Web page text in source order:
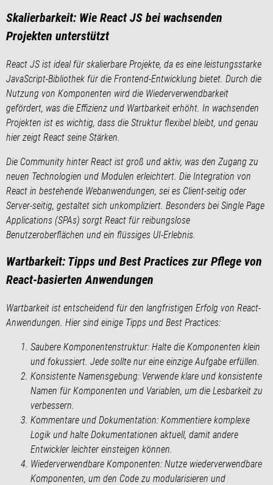
Skalierbarkeit: Wie React JS bei wachsenden
Projekten unterstützt
React JS ist ideal für skalierbare Projekte, da es eine leistungsstarke
JavaScript-Bibliothek für die Frontend-Entwicklung bietet. Durch die
Nutzung von Komponenten wird die Wiederverwendbarkeit
gefördert, was die Effizienz und Wartbarkeit erhöht. In wachsenden
Projekten ist es wichtig, dass die Struktur flexibel bleibt, und genau
hier zeigt React seine Stärken.
Die Community hinter React ist groß und aktiv, was den Zugang zu
neuen Technologien und Modulen erleichtert. Die Integration von
React in bestehende Webanwendungen, sei es Client-seitig oder
Server-seitig, gestaltet sich unkompliziert. Besonders bei Single Page
Applications (SPAs) sorgt React für reibungslose
Benutzeroberflächen und ein flüssiges UI-Erlebnis.
Wartbarkeit: Tipps und Best Practices zur Pflege von
React-basierten Anwendungen
Wartbarkeit ist entscheidend für den langfristigen Erfolg von React-
Anwendungen. Hier sind einige Tipps und Best Practices:
Saubere Komponentenstruktur: Halte die Komponenten klein
und fokussiert. Jede sollte nur eine einzige Aufgabe erfüllen.
Konsistente Namensgebung: Verwende klare und konsistente
Namen für Komponenten und Variablen, um die Lesbarkeit zu
verbessern.
Kommentare und Dokumentation: Kommentiere komplexe
Logik und halte Dokumentationen aktuell, damit andere
Entwickler leichter einsteigen können.
Wiederverwendbare Komponenten: Nutze wiederverwendbare
Komponenten, um den Code zu modularisieren und